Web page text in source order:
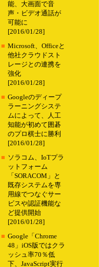
能、大画面で音
声・ビデオ通話が
可能に
[2016/01/28]
■ Microsoft、Officeと
他社クラウドスト
レージとの連携を
強化
[2016/01/28]
■ Googleのディープ
ラーニングシステ
ムによって、人工
知能が初めて囲碁
のプロ棋士に勝利
[2016/01/28]
■ ソラコム、IoTプラ
ットフォーム
「SORACOM」と
既存システムを専
用線でつなぐサー
ビスや認証機能な
ど提供開始
[2016/01/28]
■ Google「Chrome
48」iOS版ではクラ
ッシュ率70％低
下、JavaScript実行